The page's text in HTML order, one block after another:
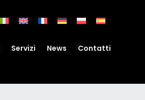
Servizi News Contatti